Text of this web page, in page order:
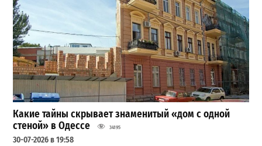
Какие тайны скрывает знаменитый «дом с одной
стеной» в Одессе
34195
30-07-2026 в 19:58